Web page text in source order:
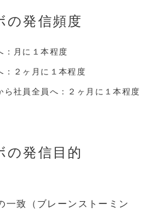
の発信頻度
：月に１本程度
：２ヶ月に１本程度
ら社員全員へ：２ヶ月に１本程度
の発信目的
一致（ブレーンストーミン